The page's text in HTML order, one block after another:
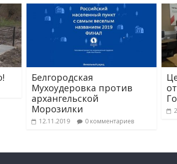
Белгородская
Мухоудеровка против
архангельской
Морозилки
12.11.2019 0 комментариев